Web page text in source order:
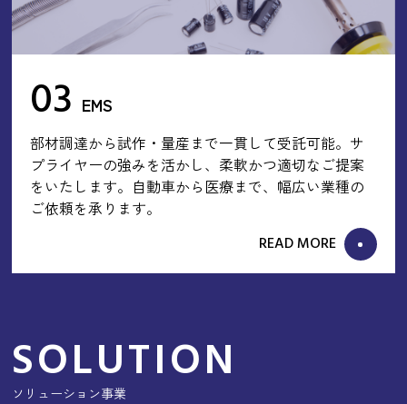
03 EMS
部材調達から試作・量産まで一貫して受託可能。サ
プライヤーの強みを活かし、柔軟かつ適切なご提案
をいたします。自動車から医療まで、幅広い業種の
ご依頼を承ります。
READ MORE
SOLUTION
ソリューション事業